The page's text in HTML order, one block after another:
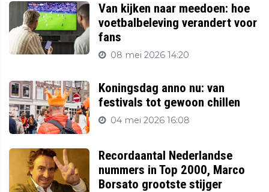
Van kijken naar meedoen: hoe
voetbalbeleving verandert voor
fans
08 mei 2026 14:20
Koningsdag anno nu: van
festivals tot gewoon chillen
04 mei 2026 16:08
Recordaantal Nederlandse
nummers in Top 2000, Marco
Borsato grootste stijger